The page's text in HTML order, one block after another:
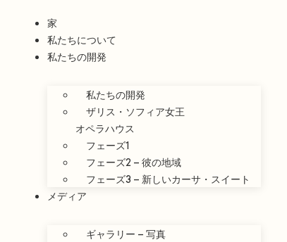
家
私たちについて
私たちの開発
私たちの開発
ザリス・ソフィア女王
オペラハウス
フェーズ1
フェーズ2 – 彼の地域
フェーズ3 – 新しいカーサ・スイート
メディア
ギャラリー – 写真